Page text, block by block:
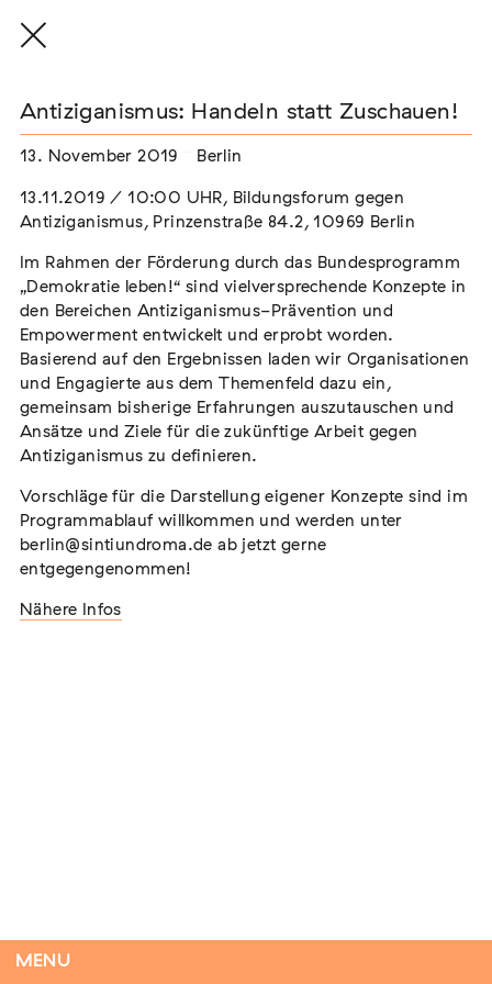
MENU
THE THREAD THAT HOLDS / DER FADEN,
DER HÄLT
22. Juli 2026 - 04. Oktober 2026 Augsburg
Der Weg der Sinti und Roma
Extern
02. August 2026 - 16. August 2026
Vernichtung
Antiziganismus: Handeln statt Zuschauen!
13. November 2019 Berlin
13.11.2019 / 10:00 UHR, Bildungsforum gegen
Antiziganismus, Prinzenstraße 84.2, 10969 Berlin
Im Rahmen der Förderung durch das Bundesprogramm
„Demokratie leben!“ sind vielversprechende Konzepte in
den Bereichen Antiziganismus-Prävention und
Empowerment entwickelt und erprobt worden.
Basierend auf den Ergebnissen laden wir Organisationen
und Engagierte aus dem Themenfeld dazu ein,
gemeinsam bisherige Erfahrungen auszutauschen und
Ansätze und Ziele für die zukünftige Arbeit gegen
Antiziganismus zu definieren.
Vorschläge für die Darstellung eigener Konzepte sind im
Programmablauf willkommen und werden unter
berlin@sintiundroma.de ab jetzt gerne
entgegengenommen!
Nähere Infos